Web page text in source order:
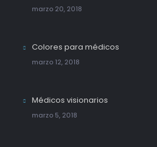
marzo 20, 2018
Colores para médicos
marzo 12, 2018
Médicos visionarios
marzo 5, 2018